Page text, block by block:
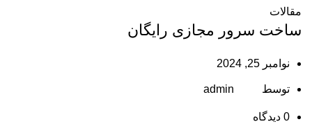
مقالات
ساخت سرور مجازی رایگان
نوامبر 25, 2024
توسط admin
0 دیدگاه